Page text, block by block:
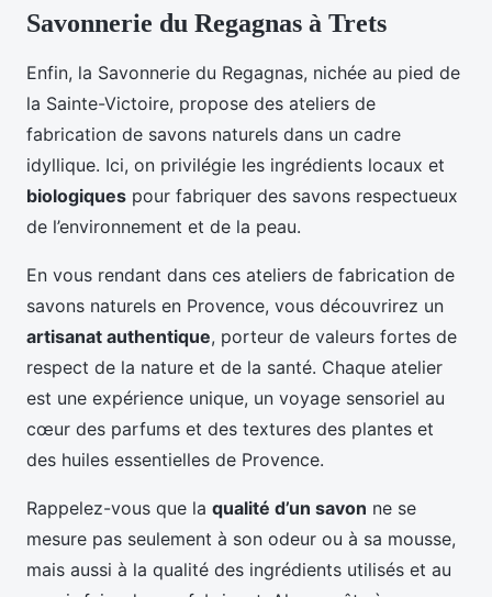
Savonnerie du Regagnas à Trets
Enfin, la Savonnerie du Regagnas, nichée au pied de
la Sainte-Victoire, propose des ateliers de
fabrication de savons naturels dans un cadre
idyllique. Ici, on privilégie les ingrédients locaux et
biologiques pour fabriquer des savons respectueux
de l’environnement et de la peau.
En vous rendant dans ces ateliers de fabrication de
savons naturels en Provence, vous découvrirez un
artisanat authentique, porteur de valeurs fortes de
respect de la nature et de la santé. Chaque atelier
est une expérience unique, un voyage sensoriel au
cœur des parfums et des textures des plantes et
des huiles essentielles de Provence.
Rappelez-vous que la qualité d’un savon ne se
mesure pas seulement à son odeur ou à sa mousse,
mais aussi à la qualité des ingrédients utilisés et au